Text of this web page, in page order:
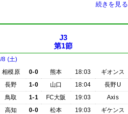
続きを見る
J3
第1節
8 (土)
相模原
0-0 熊本 18:03
ギオンス
長野
1-0 山口 18:04
長野U
鳥取
1-1 FC大阪 19:03
Axis
高知
0-0 松本 19:03
ギケンス